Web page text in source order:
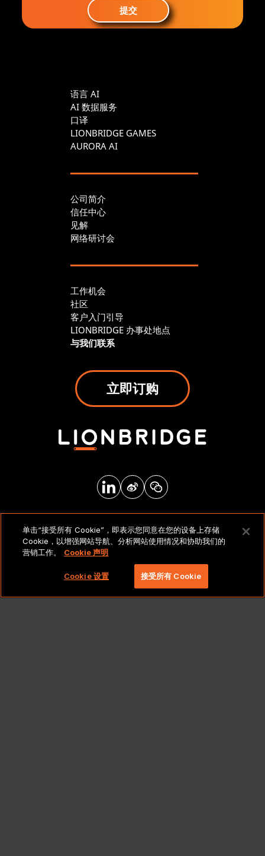
提交
语言 AI
AI 数据服务
口译
LIONBRIDGE GAMES
AURORA AI
公司简介
信任中心
见解
网络研讨会
工作机会
社区
客户入门引导
LIONBRIDGE 办事处地点
与我们联系
立即订购
法律声明和政策
版权所有 2026 北京莱博智环球科技有限公司。保留所有
权利。
单击“接受所有 Cookie”，即表示您同意在您的设备上存储
Cookie，以增强网站导航、分析网站使用情况和协助我们的
营销工作。
Cookie 声明
Cookie 设置 接受所有 Cookie